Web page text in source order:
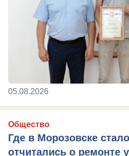
05.08.2026
Общество
Где в Морозовске
отчитались о ремонте